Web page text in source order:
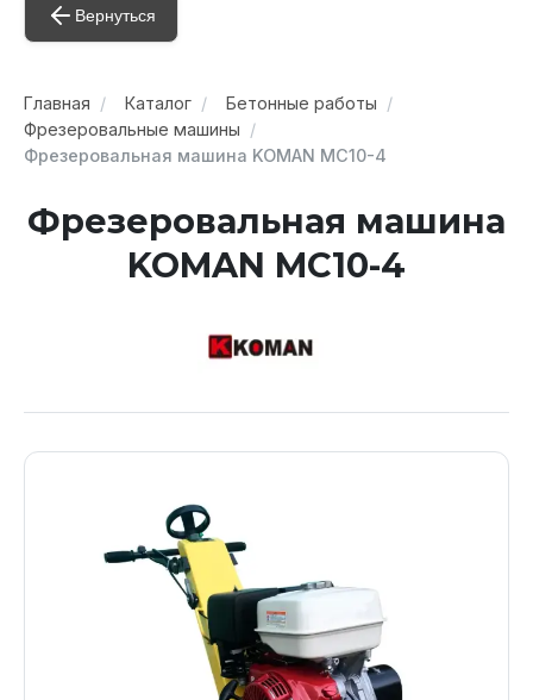
Вернуться
Главная Каталог
Бетонные работы
Фрезеровальные машины
Фрезеровальная машина KOMAN MC10-4
Фрезеровальная машина
KOMAN MC10-4